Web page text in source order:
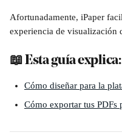
Afortunadamente, iPaper
experiencia de visualización
📖 Esta guía explica:
Cómo diseñar para la
Cómo exportar tus PDFs